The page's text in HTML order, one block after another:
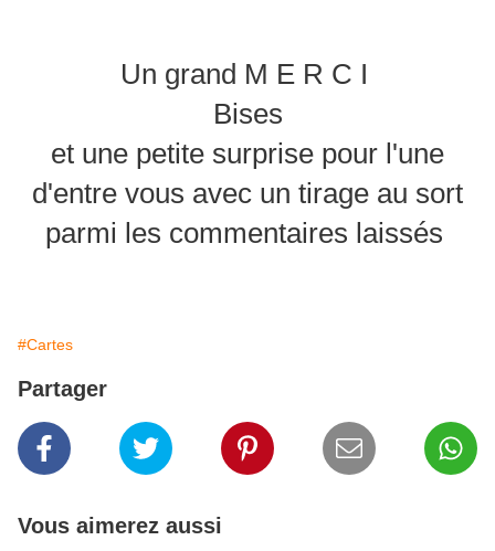
Un grand M E R C I
Bises
et une petite surprise pour l'une
d'entre vous avec un tirage au sort
parmi les commentaires laissés
#Cartes
Partager
Vous aimerez aussi